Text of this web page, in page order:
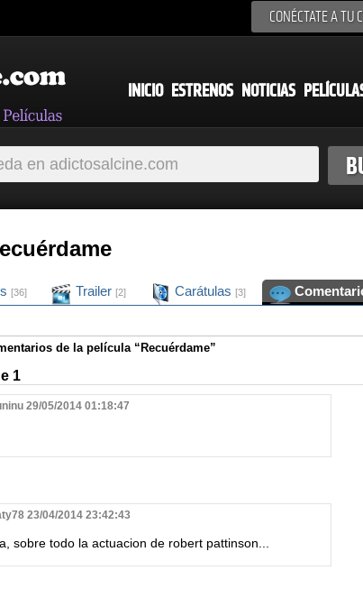
CONÉCTATE A TU
INICIO ESTRENOS NOTICIAS
[36] Trailer [2] Carátulas [3]
de la película “Recuérdame”
1
29/05/2014 01:18:47
23/04/2014 23:42:43
sobre todo la actuacion de robert pattinson...